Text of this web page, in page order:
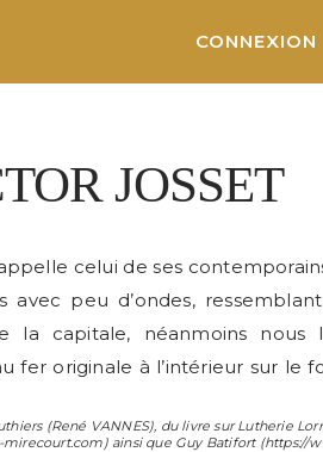
CONNEXION
JOSSET
celui de ses
avec peu d’ondes,
la capitale, néanmoins nous
fer originale à l’intérieur sur le
(René VANNES), du livre sur Lutherie
ainsi que Guy Batifort(https://